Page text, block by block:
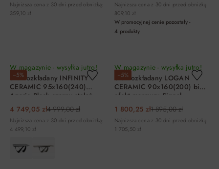
Najniższa cena z 30 dni przed obniżką:
359,10 zł
Najniższa cena z 30 dni przed obniżką:
809,10 zł
W promocyjnej cenie pozostały -
4 produkty
−5%
W magazynie - wysyłka jutro!
Stół rozkładany INFINITY
CERAMIC 95x160(240)
Azario Black czarny stelaż
czarny Signal
4 749,05 zł4 999,00 zł
Najniższa cena z 30 dni przed obniżką:
4 499,10 zł
−5%
W magazynie - wysyłka jutro!
Stół rozkładany LOGAN
CERAMIC 90x160(200) biały
efekt marmuru Signal
1 800,25 zł1 895,00 zł
Najniższa cena z 30 dni przed obniżką:
1 705,50 zł